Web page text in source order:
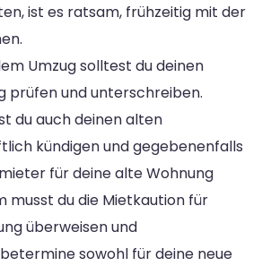
ist es ratsam, frühzeitig mit der
Umzug solltest du deinen
prüfen und unterschreiben.
du auch deinen alten
kündigen und gegebenenfalls
für deine alte Wohnung
musst du die Mietkaution für
überweisen und
sowohl für deine neue